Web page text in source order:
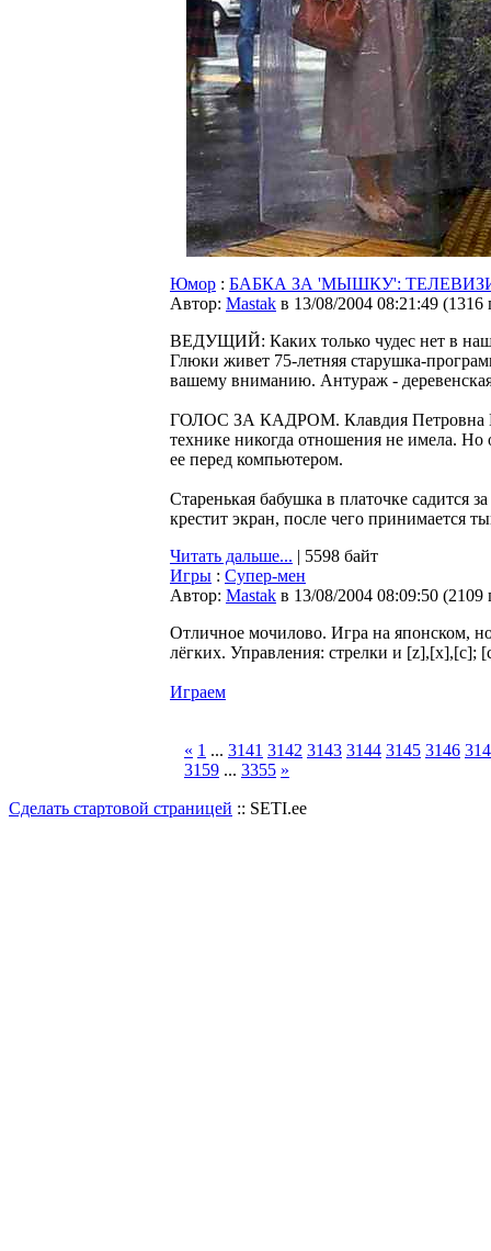
Юмор : БАБКА ЗА 'МЫШКУ':
Автор: Мastak в 13/08/2004 08:21:49 (1316
ВЕДУЩИЙ: Каких только чудес нет в
Глюки живет 75-летняя старушка-
вашему вниманию. Антураж -
ГОЛОС ЗА КАДРОМ. Клавдия Петровна
технике никогда отношения не имела.
ее перед компьютером.
Старенькая бабушка в платочке садится
крестит экран, после чего принимается
Читать дальше... | 5598 байт
Игры : Супер-мен
Автор: Мastak в 13/08/2004 08:09:50 (2109
Отличное мочилово. Игра на японском,
лёгких. Управления: стрелки и [z],[х],[с];
Играем
« 1 ... 3141 3142 3143 3144 3145 3146
3159 ... 3355 »
Сделать стартовой страницей :: SETI.ee